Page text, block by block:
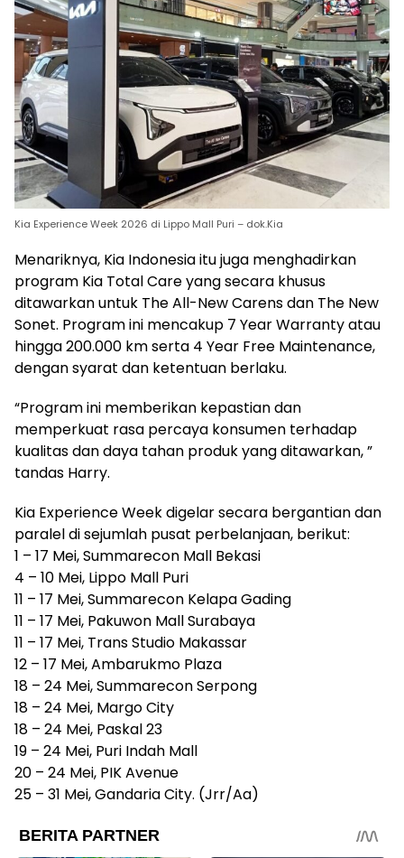
Kia Experience Week 2026 di Lippo Mall Puri – dok.Kia
Menariknya, Kia Indonesia itu juga menghadirkan
program Kia Total Care yang secara khusus
ditawarkan untuk The All-New Carens dan The New
Sonet. Program ini mencakup 7 Year Warranty atau
hingga 200.000 km serta 4 Year Free Maintenance,
dengan syarat dan ketentuan berlaku.
“Program ini memberikan kepastian dan
memperkuat rasa percaya konsumen terhadap
kualitas dan daya tahan produk yang ditawarkan, ”
tandas Harry.
Kia Experience Week digelar secara bergantian dan
paralel di sejumlah pusat perbelanjaan, berikut:
1 – 17 Mei, Summarecon Mall Bekasi
4 – 10 Mei, Lippo Mall Puri
11 – 17 Mei, Summarecon Kelapa Gading
11 – 17 Mei, Pakuwon Mall Surabaya
11 – 17 Mei, Trans Studio Makassar
12 – 17 Mei, Ambarukmo Plaza
18 – 24 Mei, Summarecon Serpong
18 – 24 Mei, Margo City
18 – 24 Mei, Paskal 23
19 – 24 Mei, Puri Indah Mall
20 – 24 Mei, PIK Avenue
25 – 31 Mei, Gandaria City. (Jrr/Aa)